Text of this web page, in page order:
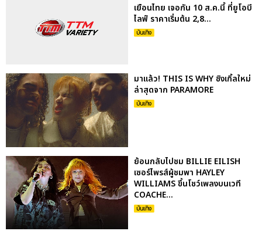
เยือนไทย เจอกัน 10 ส.ค.นี้ ที่ยูโอบี
ไลฟ์ ราคาเริ่มต้น 2,8...
บันเทิง
มาแล้ว! THIS IS WHY ซิงเกิ้ลใหม่
ล่าสุดจาก PARAMORE
บันเทิง
ย้อนกลับไปชม BILLIE EILISH
เซอร์ไพรส์ผู้ชมพา HAYLEY
WILLIAMS ขึ้นโชว์เพลงบนเวที
COACHE...
บันเทิง